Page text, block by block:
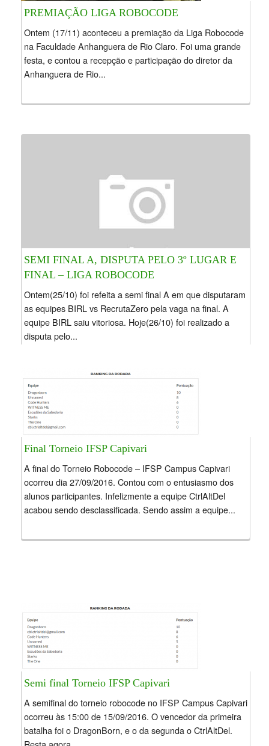
PREMIAÇÃO LIGA ROBOCODE
Ontem (17/11) aconteceu a premiação da Liga Robocode
na Faculdade Anhanguera de Rio Claro. Foi uma grande
festa, e contou a recepção e participação do diretor da
Anhanguera de Rio...
SEMI FINAL A, DISPUTA PELO 3º LUGAR E
FINAL – LIGA ROBOCODE
Ontem(25/10) foi refeita a semi final A em que disputaram
as equipes BIRL vs RecrutaZero pela vaga na final. A
equipe BIRL saiu vitoriosa. Hoje(26/10) foi realizado a
disputa pelo...
Final Torneio IFSP Capivari
A final do Torneio Robocode – IFSP Campus Capivari
ocorreu dia 27/09/2016. Contou com o entusiasmo dos
alunos participantes. Infelizmente a equipe CtrlAltDel
acabou sendo desclassificada. Sendo assim a equipe...
Semi final Torneio IFSP Capivari
A semifinal do torneio robocode no IFSP Campus Capivari
ocorreu às 15:00 de 15/09/2016. O vencedor da primeira
batalha foi o DragonBorn, e o da segunda o CtrlAltDel.